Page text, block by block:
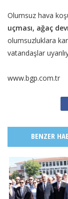
Olumsuz hava
uçması, ağaç
olumsuzluklara
vatandaşlar
www.bgp.com.tr
BENZER